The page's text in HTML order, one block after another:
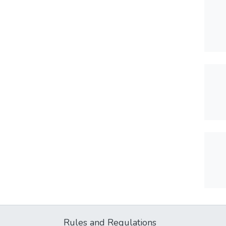
Rules and Regulations